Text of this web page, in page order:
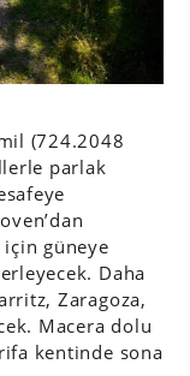
(724.2048
parlak
güneye
Daha
Zaragoza,
Macera dolu
kentinde sona